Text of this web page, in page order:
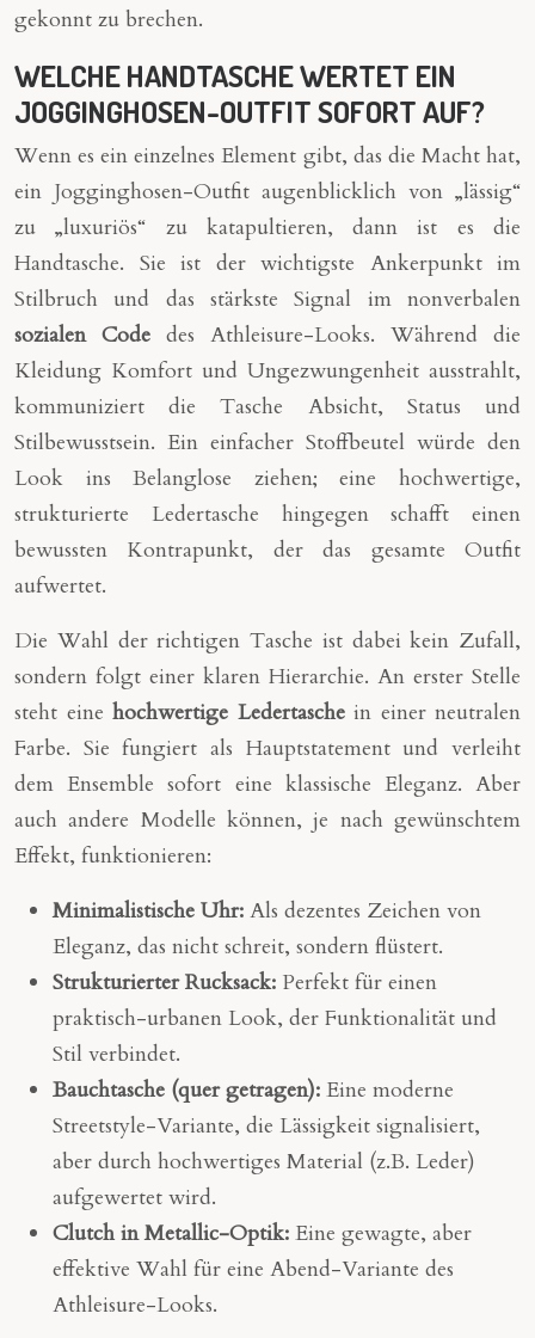
gekonnt zu brechen.
WELCHE HANDTASCHE WERTET EIN
JOGGINGHOSEN-OUTFIT SOFORT AUF?
Wenn es ein einzelnes Element gibt, das die Macht hat,
ein Jogginghosen-Outfit augenblicklich von „lässig“
zu „luxuriös“ zu katapultieren, dann ist es die
Handtasche. Sie ist der wichtigste Ankerpunkt im
Stilbruch und das stärkste Signal im nonverbalen
sozialen Code des Athleisure-Looks. Während die
Kleidung Komfort und Ungezwungenheit ausstrahlt,
kommuniziert die Tasche Absicht, Status und
Stilbewusstsein. Ein einfacher Stoffbeutel würde den
Look ins Belanglose ziehen; eine hochwertige,
strukturierte Ledertasche hingegen schafft einen
bewussten Kontrapunkt, der das gesamte Outfit
aufwertet.
Die Wahl der richtigen Tasche ist dabei kein Zufall,
sondern folgt einer klaren Hierarchie. An erster Stelle
steht eine hochwertige Ledertaschein einer neutralen
Farbe. Sie fungiert als Hauptstatement und verleiht
dem Ensemble sofort eine klassische Eleganz. Aber
auch andere Modelle können, je nach gewünschtem
Effekt, funktionieren:
Minimalistische Uhr: Als dezentes Zeichen von
Eleganz, das nicht schreit, sondern flüstert.
Strukturierter Rucksack: Perfekt für einen
praktisch-urbanen Look, der Funktionalität und
Stil verbindet.
Bauchtasche (quer getragen): Eine moderne
Streetstyle-Variante, die Lässigkeit signalisiert,
aber durch hochwertiges Material (z.B. Leder)
aufgewertet wird.
Clutch in Metallic-Optik: Eine gewagte, aber
effektive Wahl für eine Abend-Variante des
Athleisure-Looks.